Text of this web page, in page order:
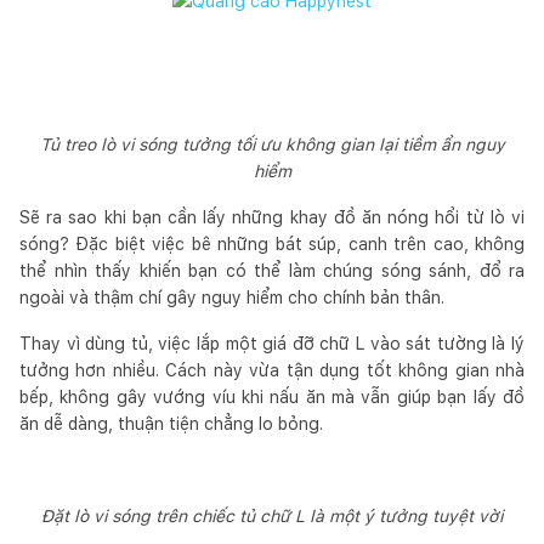
Tủ treo lò vi sóng tưởng tối ưu không gian lại tiềm ẩn nguy
hiểm
Sẽ ra sao khi bạn cần lấy những khay đồ ăn nóng hổi từ lò vi
sóng? Đặc biệt việc bê những bát súp, canh trên cao, không
thể nhìn thấy khiến bạn có thể làm chúng sóng sánh, đổ ra
ngoài và thậm chí gây nguy hiểm cho chính bản thân.
Thay vì dùng tủ, việc lắp một giá đỡ chữ L vào sát tường là lý
tưởng hơn nhiều. Cách này vừa tận dụng tốt không gian nhà
bếp, không gây vướng víu khi nấu ăn mà vẫn giúp bạn lấy đồ
ăn dễ dàng, thuận tiện chẳng lo bỏng.
Đặt lò vi sóng trên chiếc tủ chữ L là một ý tưởng tuyệt vời